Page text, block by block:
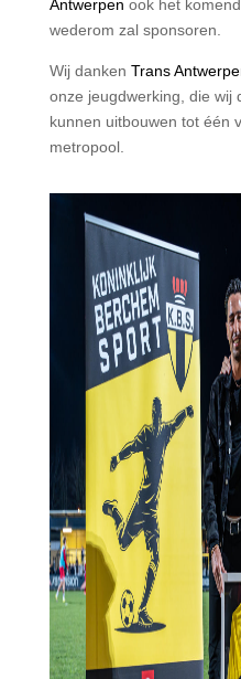
Antwerpen ook het
wederom zal sponsoren.
Wij danken Trans
onze jeugdwerking, die wij
kunnen uitbouwen tot één
metropool.